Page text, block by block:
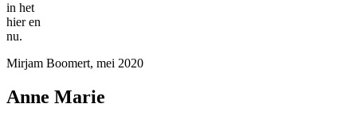
in het
hier en
nu.
Mirjam Boomert, mei 2020
Anne Marie